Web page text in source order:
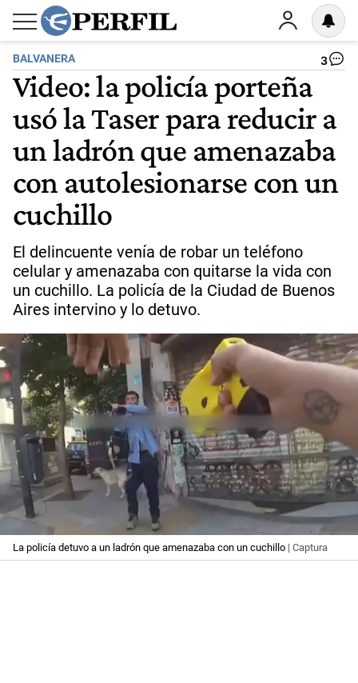
BALVANERA 3
Video: la policía porteña
usó la Taser para reducir a
un ladrón que amenazaba
con autolesionarse con un
cuchillo
El delincuente venía de robar un teléfono
celular y amenazaba con quitarse la vida con
un cuchillo. La policía de la Ciudad de Buenos
Aires intervino y lo detuvo.
La policía detuvo a un ladrón que amenazaba con un cuchillo | Captura